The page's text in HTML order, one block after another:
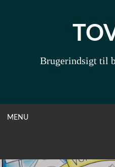
Brugerindsigt til
MENUOPEN